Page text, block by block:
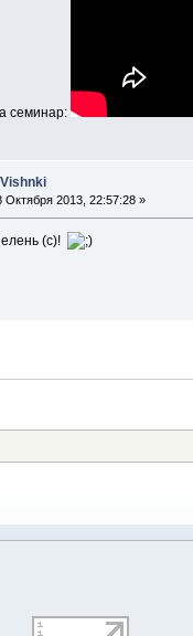
семинар:
Октября 2013, 22:57:28 »
(с)!